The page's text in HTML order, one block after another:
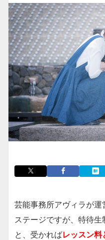
芸能事務所アヴィラが
ステージですが、特待
と、受かればレッスン